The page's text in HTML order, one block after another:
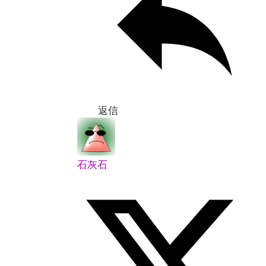
返信
石灰石